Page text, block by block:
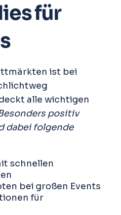
für
ist bei
alle wichtigen
positiv
dabei folgende
schnellen
bei großen Events
für